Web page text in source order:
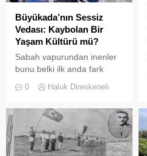
Büyükada’nın Sessiz
Vedası: Kaybolan Bir
Yaşam Kültürü mü?
Sabah vapurundan inenler
bunu belki ilk anda fark
Büyükada’yı elli, altmış yıldır
ve adımları değişti
0 Haluk Direskeneli